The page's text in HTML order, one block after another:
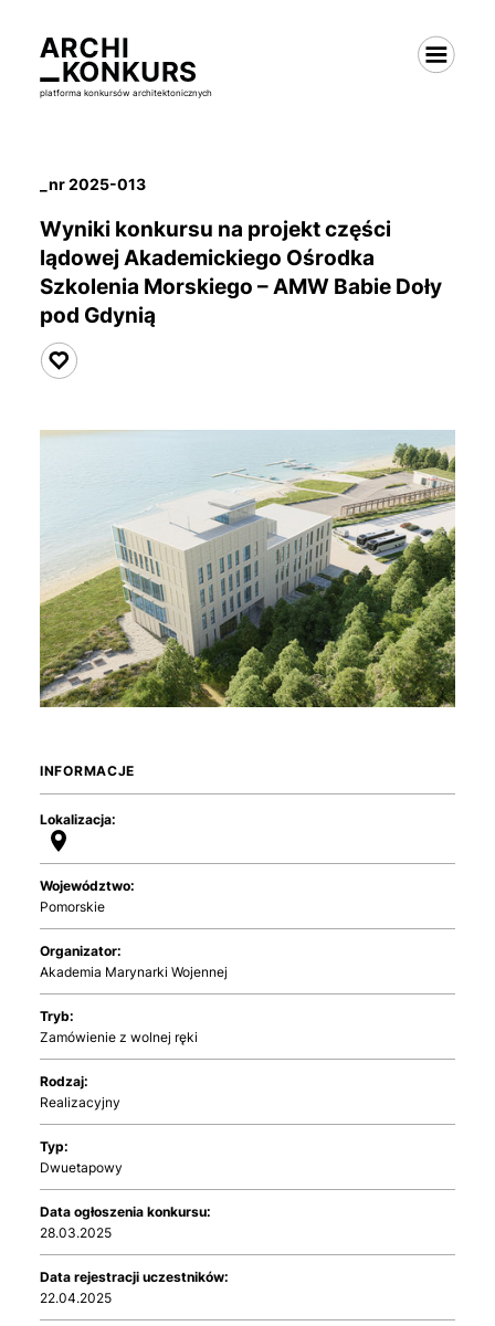
platforma konkursów architektonicznych
_nr 2025-013
Wyniki konkursu na projekt części
lądowej Akademickiego Ośrodka
Szkolenia Morskiego – AMW Babie Doły
pod Gdynią
INFORMACJE
Lokalizacja:
Województwo:
Pomorskie
Organizator:
Akademia Marynarki Wojennej
Tryb:
Zamówienie z wolnej ręki
Rodzaj:
Realizacyjny
Typ:
Dwuetapowy
Data ogłoszenia konkursu:
28.03.2025
Data rejestracji uczestników:
22.04.2025